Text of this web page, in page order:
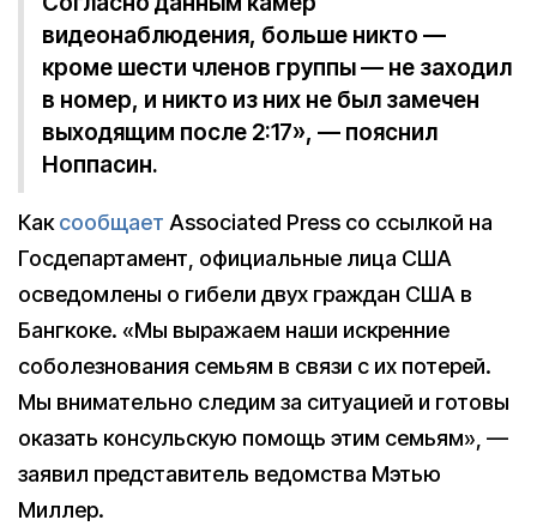
видеонаблюдения, больше никто —
кроме шести членов группы — не заходил
в номер, и никто из них не был замечен
выходящим после 2:17», — пояснил
Ноппасин.
Каксообщает Associated Press со ссылкой на
Госдепартамент, официальные лица США
осведомлены о гибели двух граждан США в
Бангкоке. «Мы выражаем наши искренние
соболезнования семьям в связи с их потерей.
Мы внимательно следим за ситуацией и готовы
оказать консульскую помощь этим семьям», —
заявил представитель ведомства Мэтью
Миллер.